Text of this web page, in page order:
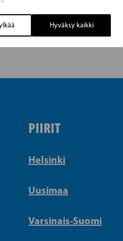
Hyväksy kaikki
PIIRIT
Helsinki
Uusimaa
Varsinais-Suomi